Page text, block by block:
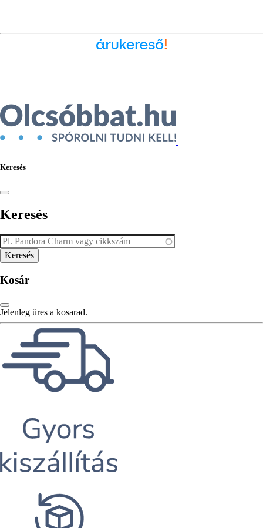
Keresés
Keresés
Kosár
Jelenleg üres a kosarad.